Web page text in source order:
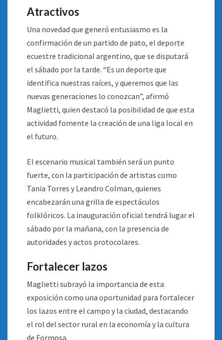
Atractivos
Una novedad que generó entusiasmo es la
confirmación de un partido de pato, el deporte
ecuestre tradicional argentino, que se disputará
el sábado por la tarde. “Es un deporte que
identifica nuestras raíces, y queremos que las
nuevas generaciones lo conozcan”, afirmó
Maglietti, quien destacó la posibilidad de que esta
actividad fomente la creación de una liga local en
el futuro.
El escenario musical también será un punto
fuerte, con la participación de artistas como
Tania Torres y Leandro Colman, quienes
encabezarán una grilla de espectáculos
folklóricos. La inauguración oficial tendrá lugar el
sábado por la mañana, con la presencia de
autoridades y actos protocolares.
Fortalecer lazos
Maglietti subrayó la importancia de esta
exposición como una oportunidad para fortalecer
los lazos entre el campo y la ciudad, destacando
el rol del sector rural en la economía y la cultura
de Formosa.